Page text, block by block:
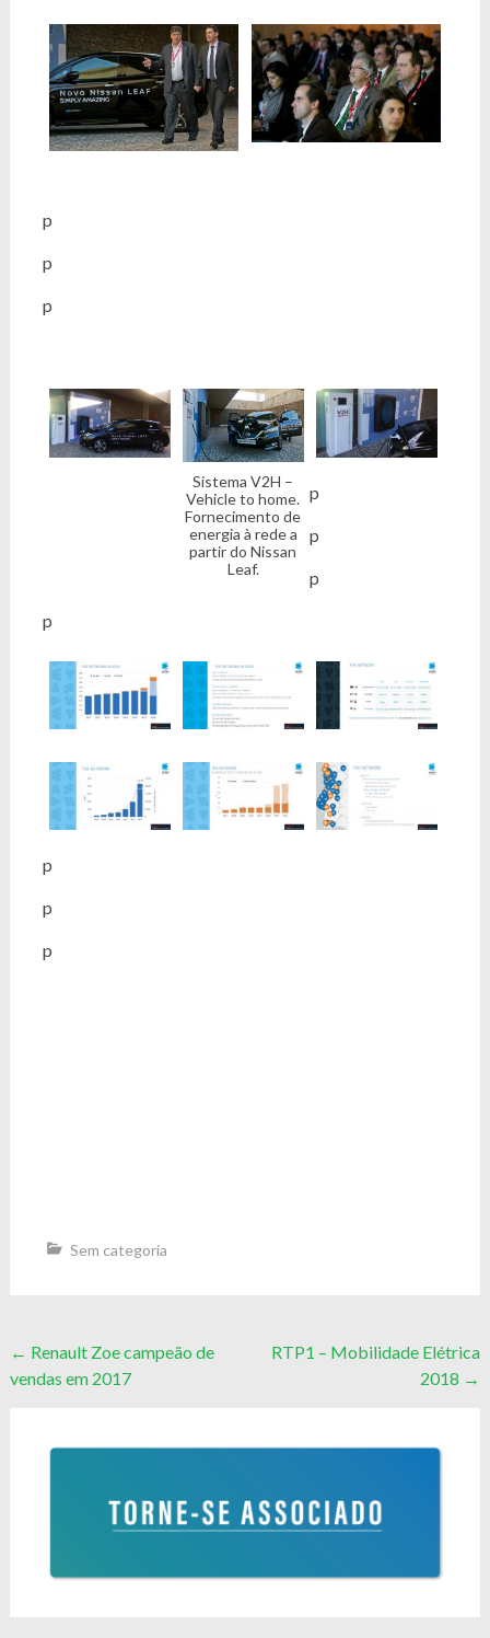
p
p
p
Sistema V2H –
Vehicle to home.
Fornecimento de
energia à rede a
partir do Nissan
Leaf.
p
p
p
p
p
p
p
Sem categoria
Post
navigation
← Renault Zoe campeão de
vendas em 2017
RTP1 – Mobilidade Elétrica
2018 →